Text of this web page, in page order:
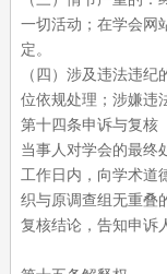
一切活动；在学会网
定。
（四）涉及违法违
位依规处理；涉嫌违
第十四条申诉与复核
当事人对学会的最终
工作日内，向学术道
织与原调查组无重叠
复核结论，告知申诉